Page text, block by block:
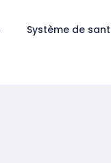
Système de